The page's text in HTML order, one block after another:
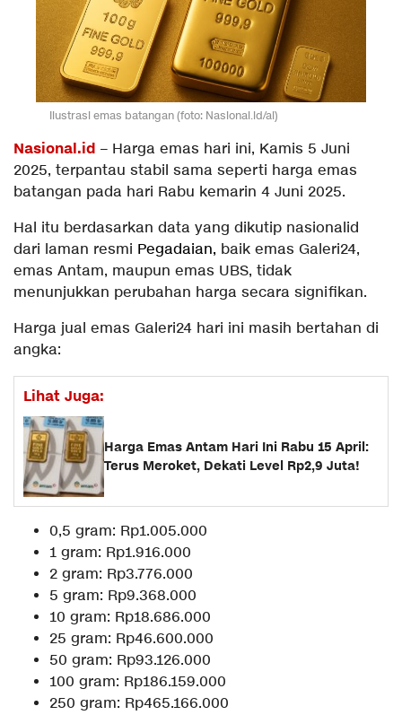
Ilustrasi emas batangan (foto: Nasional.id/ai)
Nasional.id – Harga emas hari ini, Kamis 5 Juni
2025, terpantau stabil sama seperti harga emas
batangan pada hari Rabu kemarin 4 Juni 2025.
Hal itu berdasarkan data yang dikutip nasionalid
dari laman resmi Pegadaian, baik emas Galeri24,
emas Antam, maupun emas UBS, tidak
menunjukkan perubahan harga secara signifikan.
Harga jual emas Galeri24 hari ini masih bertahan di
angka:
Lihat Juga:
Harga Emas Antam Hari Ini Rabu 15 April:
Terus Meroket, Dekati Level Rp2,9 Juta!
0,5 gram: Rp1.005.000
1 gram: Rp1.916.000
2 gram: Rp3.776.000
5 gram: Rp9.368.000
10 gram: Rp18.686.000
25 gram: Rp46.600.000
50 gram: Rp93.126.000
100 gram: Rp186.159.000
250 gram: Rp465.166.000